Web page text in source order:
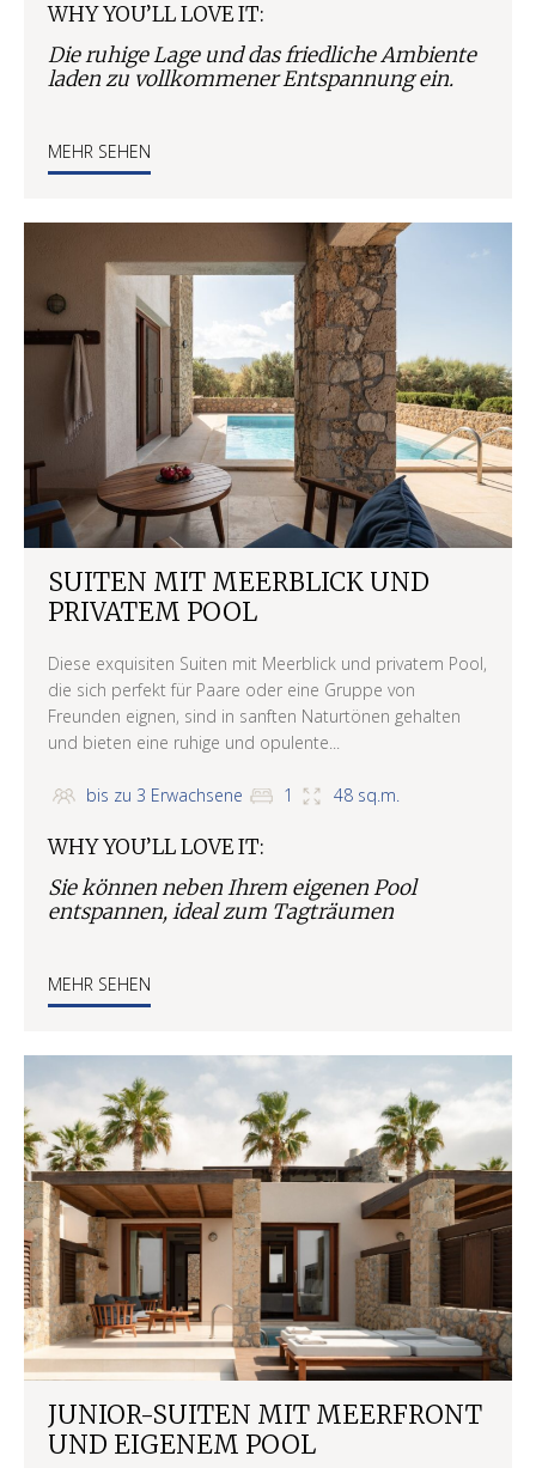
WHY YOU’LL LOVE IT:
Die ruhige Lage und das friedliche Ambiente
laden zu vollkommener Entspannung ein.
MEHR SEHEN
SUITEN MIT MEERBLICK UND
PRIVATEM POOL
Diese exquisiten Suiten mit Meerblick und privatem Pool,
die sich perfekt für Paare oder eine Gruppe von
Freunden eignen, sind in sanften Naturtönen gehalten
und bieten eine ruhige und opulente...
bis zu 3 Erwachsene 1 48 sq.m.
WHY YOU’LL LOVE IT:
Sie können neben Ihrem eigenen Pool
entspannen, ideal zum Tagträumen
MEHR SEHEN
JUNIOR-SUITEN MIT MEERFRONT
UND EIGENEM POOL